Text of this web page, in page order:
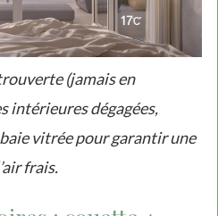
(jamais en
dégagées,
vitrée pour garantir une
frais.